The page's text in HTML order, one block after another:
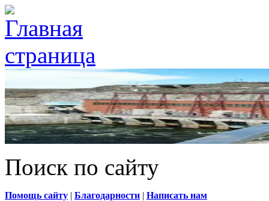
Поиск по сайту
Помощь сайту | Благодарности | Написать нам